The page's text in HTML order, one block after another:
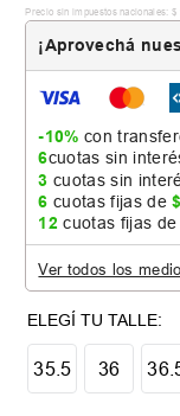
Precio sin impuestos nacionales: $
¡Aprovechá
-10% con
6cuotas sin
3 cuotas sin
6 cuotas fijas de$
12 cuotas fijas de
Ver todos los
35.5 36